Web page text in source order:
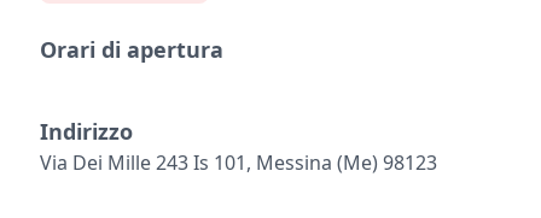
Orari di apertura
Indirizzo
Via Dei Mille 243 Is 101, Messina (me) 98123